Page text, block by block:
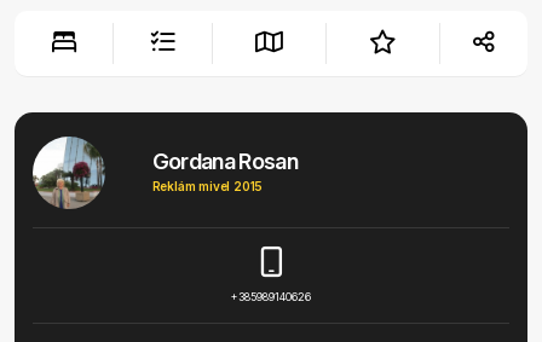
Gordana Rosan
Reklám mivel 2015
+385989140626